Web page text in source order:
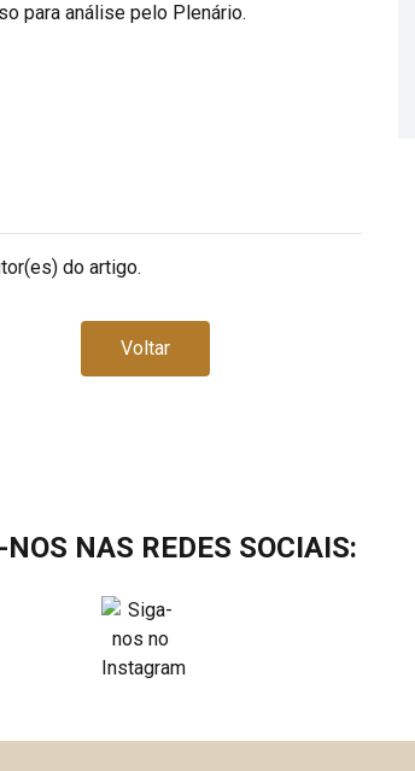
para análise pelo Plenário.
do artigo.
Voltar
NOS NAS REDES SOCIAIS: